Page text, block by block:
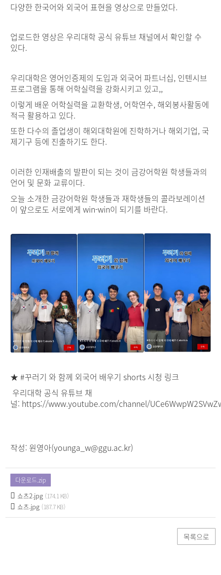
다양한 한국어와 외국어 표현을 영상으로 만들었다.
업로드한 영상은 우리대학 공식 유튜브 채널에서 확인할 수
있다.
우리대학은 영어인증제의 도입과 외국어 파트너십, 인텐시브
프로그램을 통해 어학실력을 강화시키고 있고,,
이렇게 배운 어학실력을 교환학생, 어학연수, 해외봉사활동에
적극 활용하고 있다.
또한 다수의 졸업생이 해외대학원에 진학하거나 해외기업, 국
제기구 등에 진출하기도 한다.
이러한 인재배출의 발판이 되는 것이 금강어학원 학생들과의
언어 및 문화 교류이다.
오늘 소개한 금강어학원 학생들과 재학생들의 콜라보레이션
이 앞으로도 서로에게 win-win이 되기를 바란다.
★ #꾸러기 와 함께 외국어 배우기 shorts 시청 링크
우리대학 공식 유튜브 채
널: https://www.youtube.com/channel/
작성: 원영아(younga_w@ggu.ac.kr)
다운로드.zip
쇼츠2.jpg (174.1 KB)
쇼츠.jpg (187.7 KB)
목록으로